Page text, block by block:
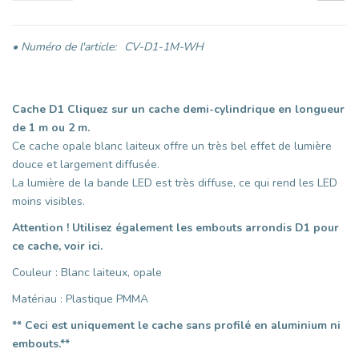
• Numéro de l'article: CV-D1-1M-WH
Cache D1 Cliquez sur un cache demi-cylindrique en longueur
de 1 m ou 2 m.
Ce cache opale blanc laiteux offre un très bel effet de lumière
douce et largement diffusée.
La lumière de la bande LED est très diffuse, ce qui rend les LED
moins visibles.
Attention ! Utilisez également les embouts arrondis D1 pour
ce cache, voir ici.
Couleur : Blanc laiteux, opale
Matériau : Plastique PMMA
** Ceci est uniquement le cache sans profilé en aluminium ni
embouts.**